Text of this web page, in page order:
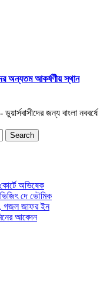
অন্যতম আকর্ষণীয় স্থান
জন্য বাংলা নববর্ষে
অভিষেক
দে ভৌমিক
গজল জাফর ইন
আবেদন